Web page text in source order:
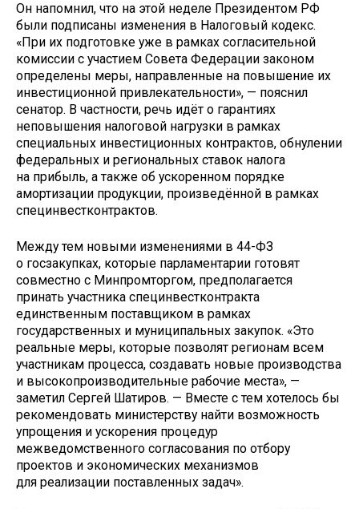
Он напомнил, что на этой неделе Президентом РФ
были подписаны изменения в Налоговый кодекс.
«При их подготовке уже в рамках согласительной
комиссии с участием Совета Федерации законом
определены меры, направленные на повышение их
инвестиционной привлекательности», — пояснил
сенатор. В частности, речь идёт о гарантиях
неповышения налоговой нагрузки в рамках
специальных инвестиционных контрактов, обнулении
федеральных и региональных ставок налога
на прибыль, а также об ускоренном порядке
амортизации продукции, произведённой в рамках
специнвестконтрактов.
Между тем новыми изменениями в 44-ФЗ
о госзакупках, которые парламентарии готовят
совместно с Минпромторгом, предполагается
принать участника специнвестконтракта
единственным поставщиком в рамках
государственных и муниципальных закупок. «Это
реальные меры, которые позволят регионам всем
участникам процесса, создавать новые производства
и высокопроизводительные рабочие места», —
заметил Сергей Шатиров. — Вместе с тем хотелось бы
рекомендовать министерству найти возможность
упрощения и ускорения процедур
межведомственного согласования по отбору
проектов и экономических механизмов
для реализации поставленных задач».